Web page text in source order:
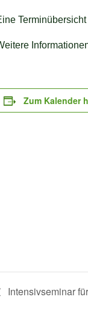
Zum Kalender
Intensivseminar